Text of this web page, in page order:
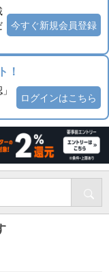
今すぐ新規会員登録
！
ログインはこちら